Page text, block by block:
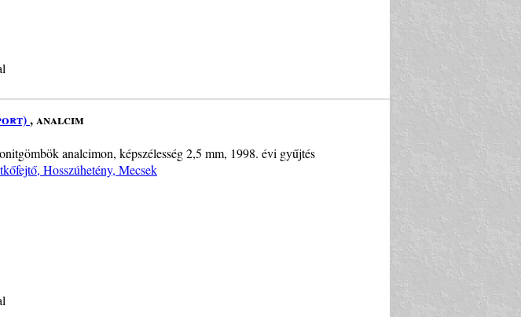
, analcim
analcimon, képszélesség 2,5 mm, 1998. évi gyűjtés
Hosszúhetény, Mecsek